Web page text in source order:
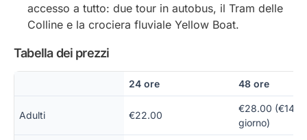
accesso a tutto: due tour in autobus, il Tram delle
Colline e la crociera fluviale Yellow Boat.
Tabella dei prezzi
24 ore 48 ore
Adulti €22.00
€28.00
giorno)